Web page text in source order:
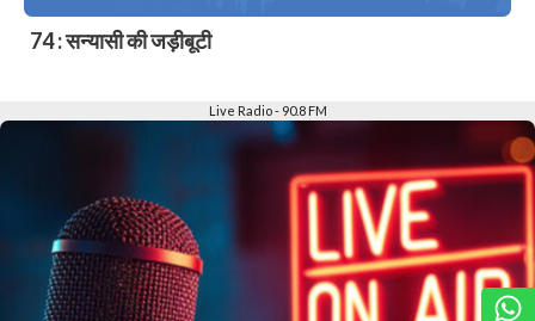
74 : सन्यासी की जड़ीबूटी
Live Radio - 90.8 FM